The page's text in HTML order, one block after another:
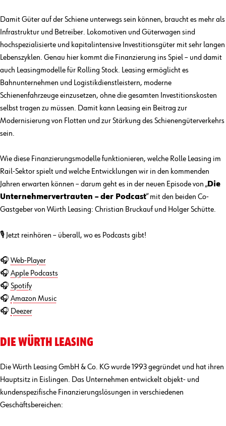
Damit Güter auf der Schiene unterwegs sein können, braucht es mehr als
Infrastruktur und Betreiber. Lokomotiven und Güterwagen sind
hochspezialisierte und kapitalintensive Investitionsgüter mit sehr langen
Lebenszyklen. Genau hier kommt die Finanzierung ins Spiel – und damit
auch Leasingmodelle für Rolling Stock. Leasing ermöglicht es
Bahnunternehmen und Logistikdienstleistern, moderne
Schienenfahrzeuge einzusetzen, ohne die gesamten Investitionskosten
selbst tragen zu müssen. Damit kann Leasing ein Beitrag zur
Modernisierung von Flotten und zur Stärkung des Schienengüterverkehrs
sein.
Wie diese Finanzierungsmodelle funktionieren, welche Rolle Leasing im
Rail-Sektor spielt und welche Entwicklungen wir in den kommenden
Jahren erwarten können – darum geht es in der neuen Episode von „Die
Unternehmervertrauten – der Podcast“ mit den beiden Co-
Gastgeber von Würth Leasing: Christian Bruckauf und Holger Schütte.
🎙 Jetzt reinhören – überall, wo es Podcasts gibt!
🎧 Web-Player
🎧 Apple Podcasts
🎧 Spotify
🎧 Amazon Music
🎧 Deezer
DIE WÜRTH LEASING
Die Würth Leasing GmbH & Co. KG wurde 1993 gegründet und hat ihren
Hauptsitz in Eislingen. Das Unternehmen entwickelt objekt- und
kundenspezifische Finanzierungslösungen in verschiedenen
Geschäftsbereichen: